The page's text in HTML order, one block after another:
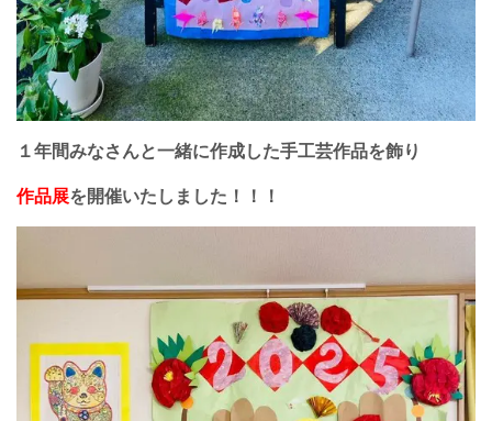
１年間みなさんと一緒に作成した手工芸作品を飾り
作品展を開催いたしました！！！